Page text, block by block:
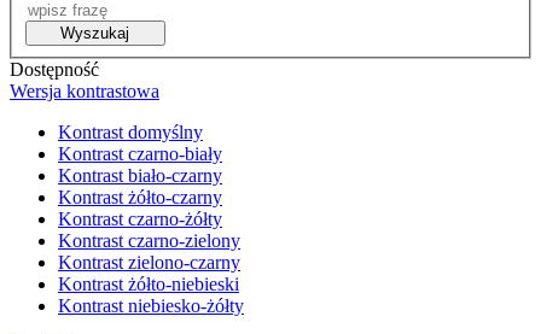
Wyszukaj
Dostępność
Wersja kontrastowa
Kontrast domyślny
Kontrast czarno-biały
Kontrast biało-czarny
Kontrast żółto-czarny
Kontrast czarno-żółty
Kontrast czarno-zielony
Kontrast zielono-czarny
Kontrast żółto-niebieski
Kontrast niebiesko-żółty